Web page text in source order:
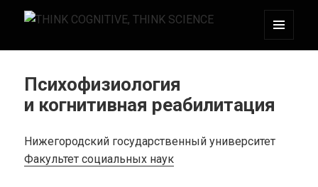
THINK COGNITIVE, THINK SCIENCE
Психофизиология
и когнитивная реабилитация
Нижегородский государственный университет
Факультет социальных наук